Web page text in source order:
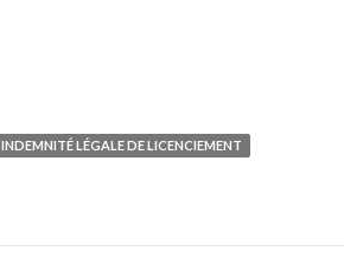
INDEMNITÉ LÉGALE DE LICENCIEMENT